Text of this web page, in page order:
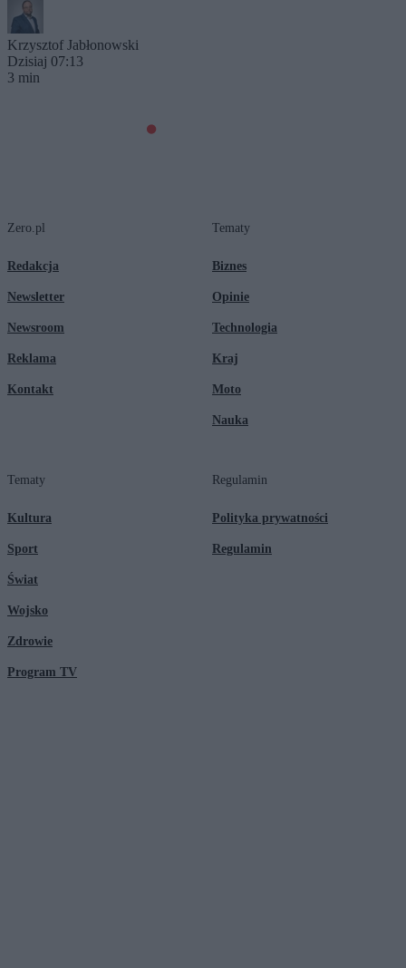
Krzysztof Jabłonowski
Dzisiaj 07:13
3 min
Zero.pl
Redakcja
Newsletter
Newsroom
Reklama
Kontakt
Tematy
Biznes
Opinie
Technologia
Kraj
Moto
Nauka
Tematy
Kultura
Sport
Świat
Wojsko
Zdrowie
Program TV
Regulamin
Polityka prywatności
Regulamin